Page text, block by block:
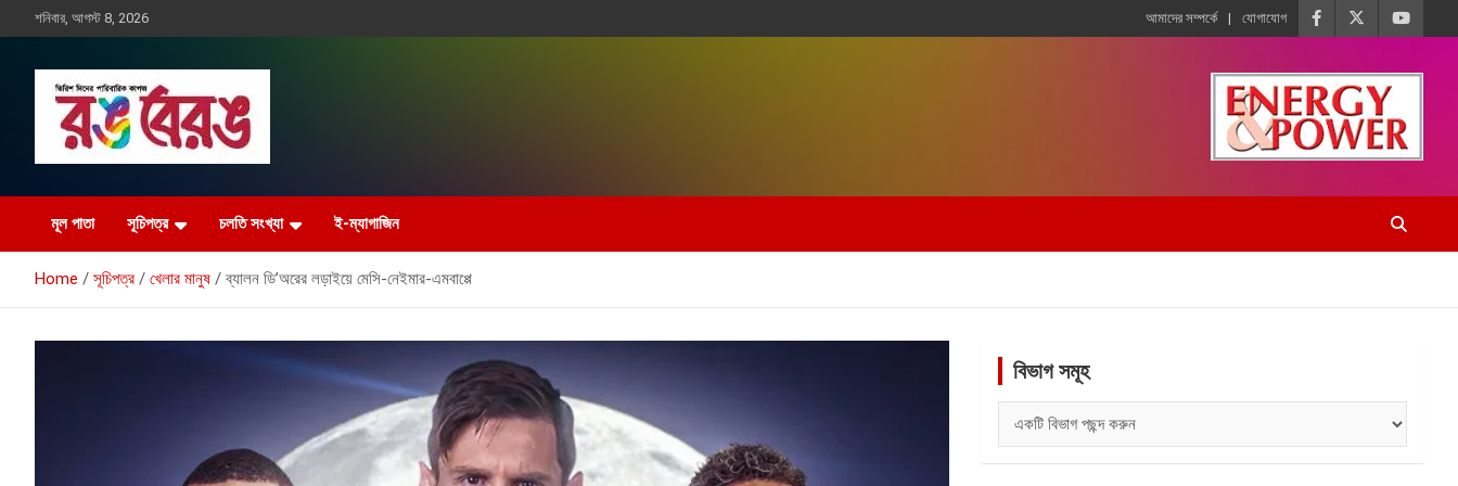
to
শনিবার, আগস্ট 8, 2026 আমাদের সম্পর্কে যোগাযোগ
রঙ বেরঙ
মূল পাতা সূচিপত্র চলতি সংখ্যা ই-ম্যাগাজিন
Home সূচিপত্র খেলার মানুষ ব্যালন ডি’অরের লড়াইয়ে মেসি-নেইমার-এমবাপ্পে
বিভাগ সমূহ
সমূহ